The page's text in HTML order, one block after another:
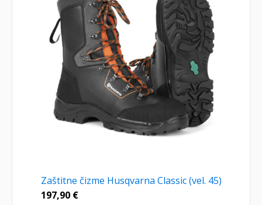
Zaštitne čizme Husqvarna Classic (vel. 45)
197,90 €